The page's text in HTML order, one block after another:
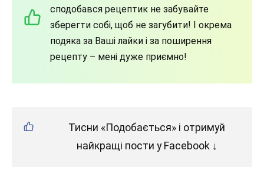
сподобався рецептик не забувайте
зберегти собі, щоб не загубити! І окрема
подяка за Ваші лайки і за поширення
рецепту – мені дуже приємно!
Тисни «Подобається» і отримуй
найкращі пости у Facebook ↓